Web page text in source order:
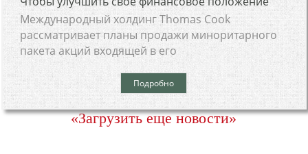
Международный холдинг Thomas Cook
рассматривает планы продажи миноритарного
пакета акций входящей в его
Подробно
«Загрузить еще новости»